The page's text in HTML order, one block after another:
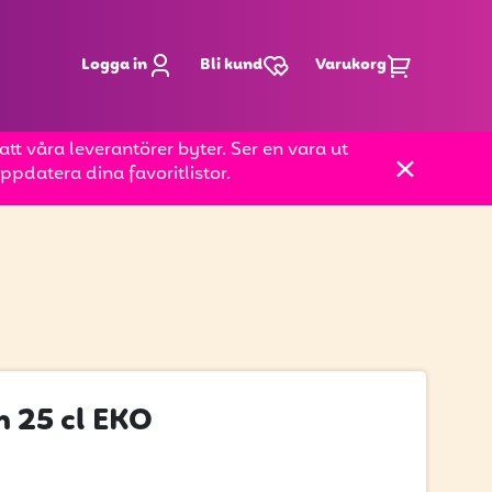
Logga in Bli kund Varukorg
våra leverantörer byter. Ser en vara ut
dina favoritlistor.
25 cl EKO